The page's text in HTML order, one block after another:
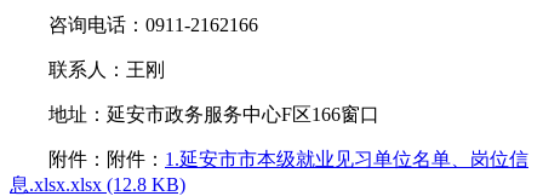
咨询电话：0911-2162166
联系人：王刚
地址：延安市政务服务中心F区166窗口
附件：附件： 1.延安市市本级就业见习单位名单、岗位信
息.xlsx.xlsx (12.8 KB)